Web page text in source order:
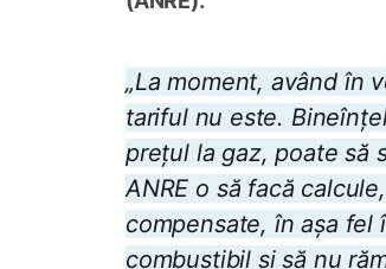
„La moment, având în
tariful nu este.
prețul la gaz, poate să
ANRE o să facă
compensate, în așa fel
combustibil și să nu